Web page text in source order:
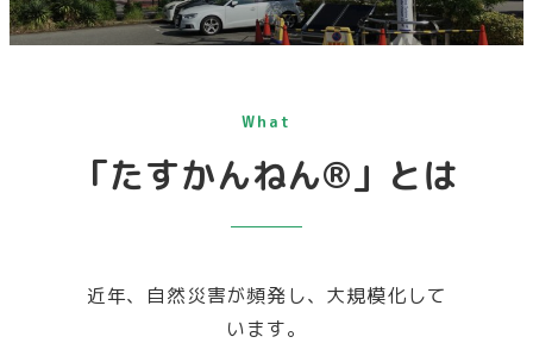
動
What
「たすかんねん®」とは
近年、自然災害が頻発し、大規模化して
います。